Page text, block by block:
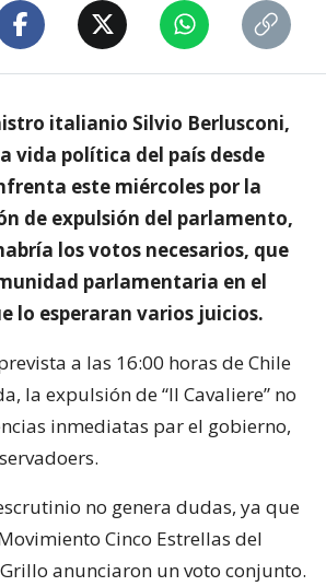
italianio Silvio Berlusconi,
vida política del país desde
este miércoles por la
de expulsión del parlamento,
los votos necesarios, que
parlamentaria en el
lo esperaran varios juicios.
a las 16:00 horas de Chile
la expulsión de “Il Cavaliere” no
inmediatas par el gobierno,
no genera dudas, ya que
Cinco Estrellas del
anunciaron un voto conjunto.